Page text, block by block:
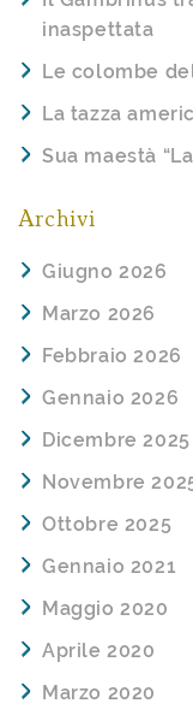
inaspettata
Le colombe
La tazza
Sua maestà
Archivi
Giugno 2026
Marzo 2026
Febbraio 2026
Gennaio 2026
Dicembre 2025
Novembre
Ottobre 2025
Gennaio 2021
Maggio 2020
Aprile 2020
Marzo 2020